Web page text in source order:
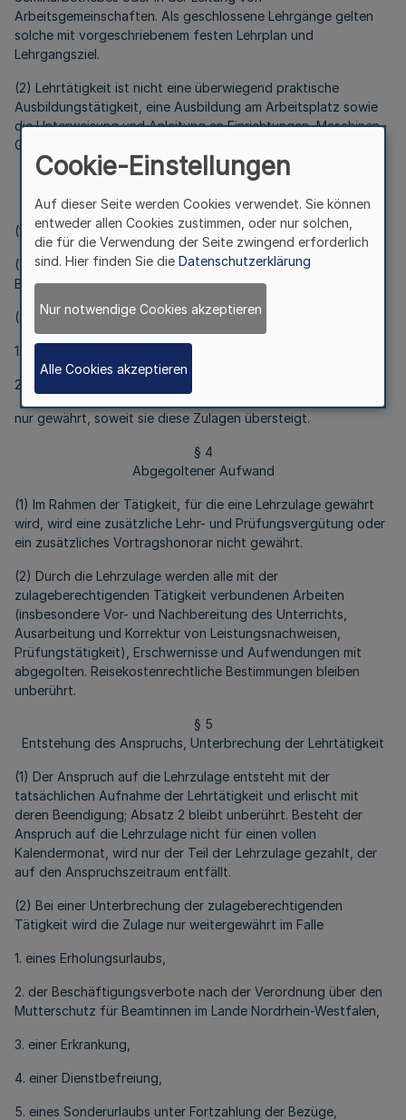
Arbeitsgemeinschaften. Als geschlossene Lehrgänge gelten
solche mit vorgeschriebenem festen Lehrplan und
Lehrgangsziel.
(2) Lehrtätigkeit ist nicht eine überwiegend praktische
Ausbildungstätigkeit, eine Ausbildung am Arbeitsplatz sowie
die Unterweisung und Anleitung an Einrichtungen, Maschinen,
Geräten, Waffen und sonstigen Ausbildungsgegenständen.
§ 3
Höhe der Lehrzulage
(1) Die Lehrzulage beträgt monatlich 180 DM.
(2) In den Fällen des § 1 Abs. 1 Satz 3 ist § 6
Bundesbesoldungsgesetz entsprechend anzuwenden.
(3) Die Lehrzulage wird neben
1. einer verwendungsbezogenen Stellenzulage oder
2. einer Erschwerniszulage mit festem Monatsbetrag
nur gewährt, soweit sie diese Zulagen übersteigt.
§ 4
Abgegoltener Aufwand
(1) Im Rahmen der Tätigkeit, für die eine Lehrzulage gewährt
wird, wird eine zusätzliche Lehr- und Prüfungsvergütung oder
ein zusätzliches Vortragshonorar nicht gewährt.
(2) Durch die Lehrzulage werden alle mit der
zulageberechtigenden Tätigkeit verbundenen Arbeiten
(insbesondere Vor- und Nachbereitung des Unterrichts,
Ausarbeitung und Korrektur von Leistungsnachweisen,
Prüfungstätigkeit), Erschwernisse und Aufwendungen mit
abgegolten. Reisekostenrechtliche Bestimmungen bleiben
unberührt.
§ 5
Entstehung des Anspruchs, Unterbrechung der Lehrtätigkeit
(1) Der Anspruch auf die Lehrzulage entsteht mit der
tatsächlichen Aufnahme der Lehrtätigkeit und erlischt mit
deren Beendigung; Absatz 2 bleibt unberührt. Besteht der
Anspruch auf die Lehrzulage nicht für einen vollen
Kalendermonat, wird nur der Teil der Lehrzulage gezahlt, der
auf den Anspruchszeitraum entfällt.
(2) Bei einer Unterbrechung der zulageberechtigenden
Tätigkeit wird die Zulage nur weitergewährt im Falle
1. eines Erholungsurlaubs,
2. der Beschäftigungsverbote nach der Verordnung über den
Mutterschutz für Beamtinnen im Lande Nordrhein-Westfalen,
3. einer Erkrankung,
4. einer Dienstbefreiung,
5. eines Sonderurlaubs unter Fortzahlung der Bezüge,
Cookie-Einstellungen
Auf dieser Seite werden Cookies verwendet. Sie können
entweder allen Cookies zustimmen, oder nur solchen,
die für die Verwendung der Seite zwingend erforderlich
sind. Hier finden Sie die Datenschutzerklärung
Nur notwendige Cookies akzeptieren
Alle Cookies akzeptieren